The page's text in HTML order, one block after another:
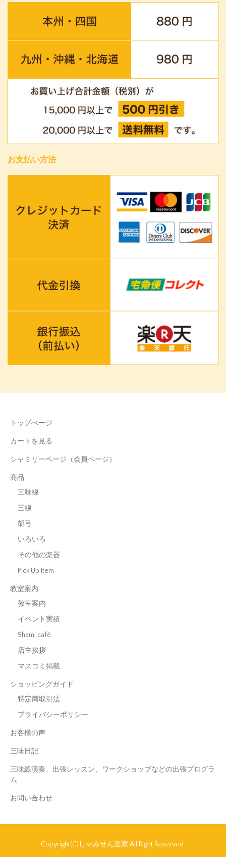
お支払い方法
トップぺージ
カートを見る
シャミリーページ（会員ページ）
商品
三味線
三線
胡弓
いろいろ
その他の楽器
Pick Up Item
教室案内
教室案内
イベント実績
Shami café
店主挨拶
マスコミ掲載
ショッピングガイド
特定商取引法
プライバシーポリシー
お客様の声
三味日記
三味線演奏、出張レッスン、ワークショップなどの出張プログラ
ム
お問い合わせ
Copyright(C)しゃみせん楽家 All Right Reserved.